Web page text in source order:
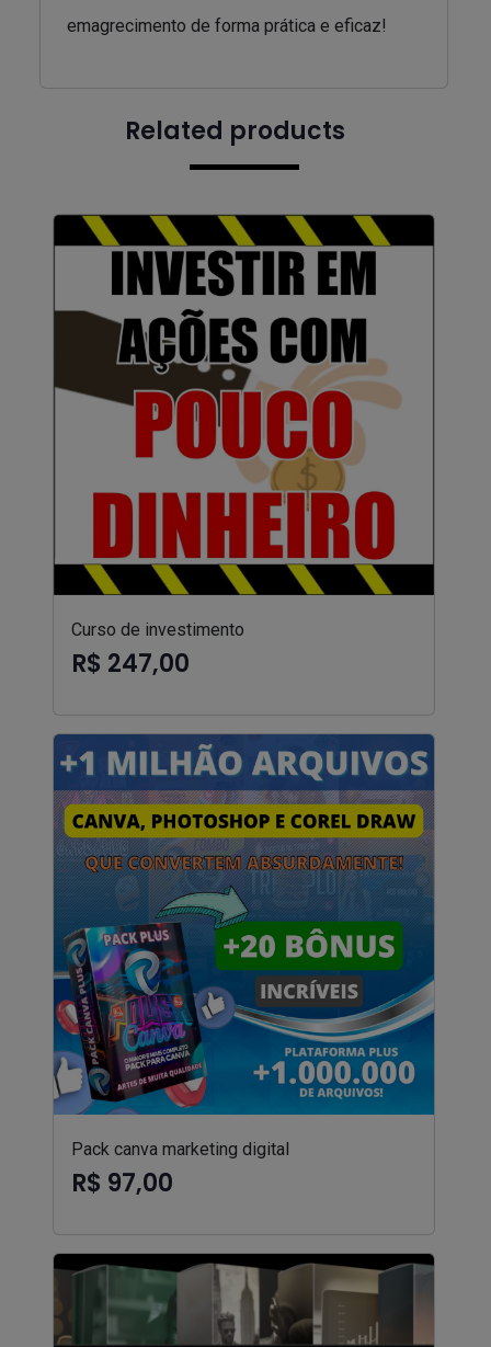
emagrecimento de forma prática e eficaz!
Related products
Curso de investimento
R$ 247,00
Pack canva marketing digital
R$ 97,00